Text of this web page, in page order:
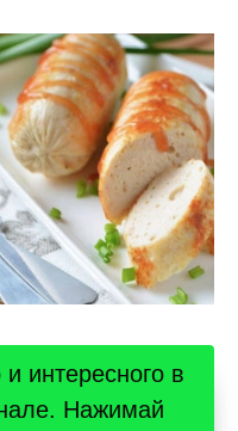
интересного в
Нажимай